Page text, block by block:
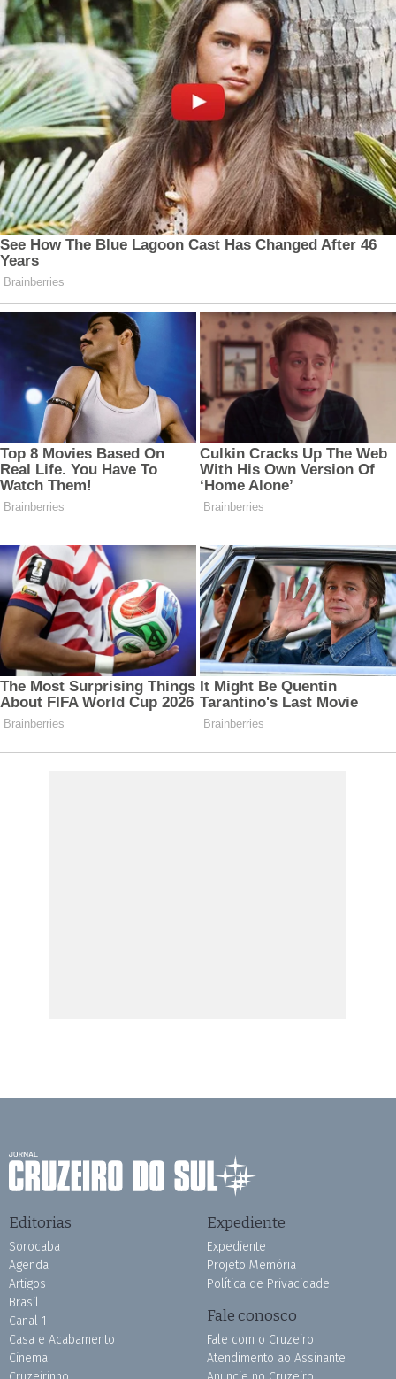
Editorias
Sorocaba
Agenda
Artigos
Brasil
Canal 1
Casa e Acabamento
Cinema
Expediente
Expediente
Projeto Memória
Política de Privacidade
Fale conosco
Fale com o Cruzeiro
Atendimento ao Assinante